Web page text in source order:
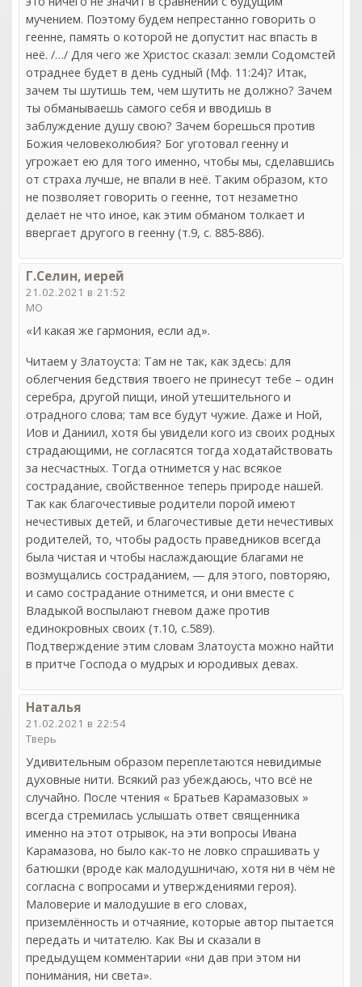
col 0
мучением. Поэтому будем непрестанно говорить о
геенне, память о которой не допустит нас впасть в
неё. /…/ Для чего же Христос сказал: земли Содомстей
отраднее будет в день судный (Мф. 11:24)? Итак,
зачем ты шутишь тем, чем шутить не должно? Зачем
ты обманываешь самого себя и вводишь в
заблуждение душу свою? Зачем борешься против
Божия человеколюбия? Бог уготовал геенну и
угрожает ею для того именно, чтобы мы, сделавшись
от страха лучше, не впали в неё. Таким образом, кто
не позволяет говорить о геенне, тот незаметно
делает не что иное, как этим обманом толкает и
ввергает другого в геенну (т.9, с. 885-886).
Г.Селин, иерей
21.02.2021 в 21:52
МО
«И какая же гармония, если ад».
Читаем у Златоуста: Там не так, как здесь: для
облегчения бедствия твоего не принесут тебе – один
серебра, другой пищи, иной утешительного и
отрадного слова; там все будут чужие. Даже и Ной,
Иов и Даниил, хотя бы увидели кого из своих родных
страдающими, не согласятся тогда ходатайствовать
за несчастных. Тогда отнимется у нас всякое
сострадание, свойственное теперь природе нашей.
Так как благочестивые родители порой имеют
нечестивых детей, и благочестивые дети нечестивых
родителей, то, чтобы радость праведников всегда
была чистая и чтобы наслаждающие благами не
возмущались состраданием, ― для этого, повторяю,
и само сострадание отнимется, и они вместе с
Владыкой воспылают гневом даже против
единокровных своих (т.10, с.589).
Подтверждение этим словам Златоуста можно найти
в притче Господа о мудрых и юродивых девах.
Наталья
21.02.2021 в 22:54
Тверь
Удивительным образом переплетаются невидимые
духовные нити. Всякий раз убеждаюсь, что всё не
случайно. После чтения « Братьев Карамазовых »
всегда стремилась услышать ответ священника
именно на этот отрывок, на эти вопросы Ивана
Карамазова, но было как-то не ловко спрашивать у
батюшки (вроде как малодушничаю, хотя ни в чём не
согласна с вопросами и утверждениями героя).
Маловерие и малодушие в его словах,
приземлённость и отчаяние, которые автор пытается
передать и читателю. Как Вы и сказали в
предыдущем комментарии «ни дав при этом ни
понимания, ни света».